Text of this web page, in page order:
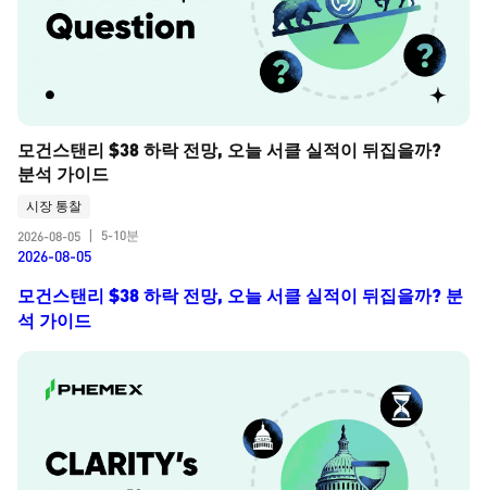
모건스탠리 $38 하락 전망, 오늘 서클 실적이 뒤집을까?
분석 가이드
시장 통찰
2026-08-05
5-10분
2026-08-05
모건스탠리 $38 하락 전망, 오늘 서클 실적이 뒤집을까? 분
석 가이드